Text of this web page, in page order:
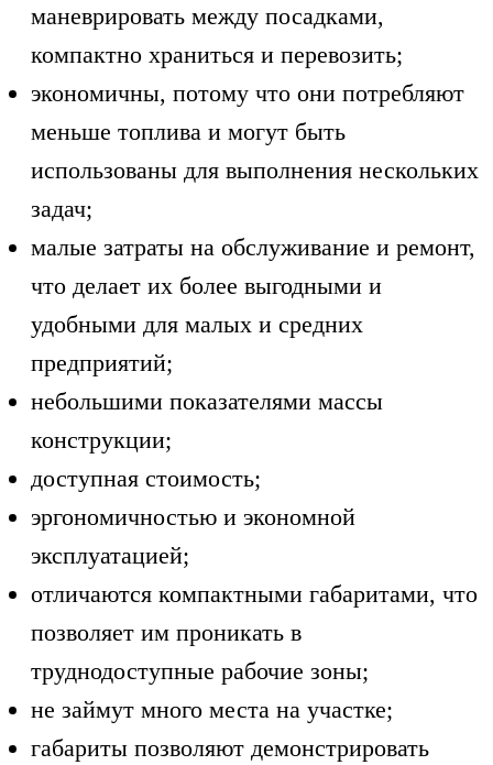
маневрировать между посадками,
компактно храниться и перевозить;
экономичны, потому что они потребляют
меньше топлива и могут быть
использованы для выполнения нескольких
задач;
малые затраты на обслуживание и ремонт,
что делает их более выгодными и
удобными для малых и средних
предприятий;
небольшими показателями массы
конструкции;
доступная стоимость;
эргономичностью и экономной
эксплуатацией;
отличаются компактными габаритами, что
позволяет им проникать в
труднодоступные рабочие зоны;
не займут много места на участке;
габариты позволяют демонстрировать